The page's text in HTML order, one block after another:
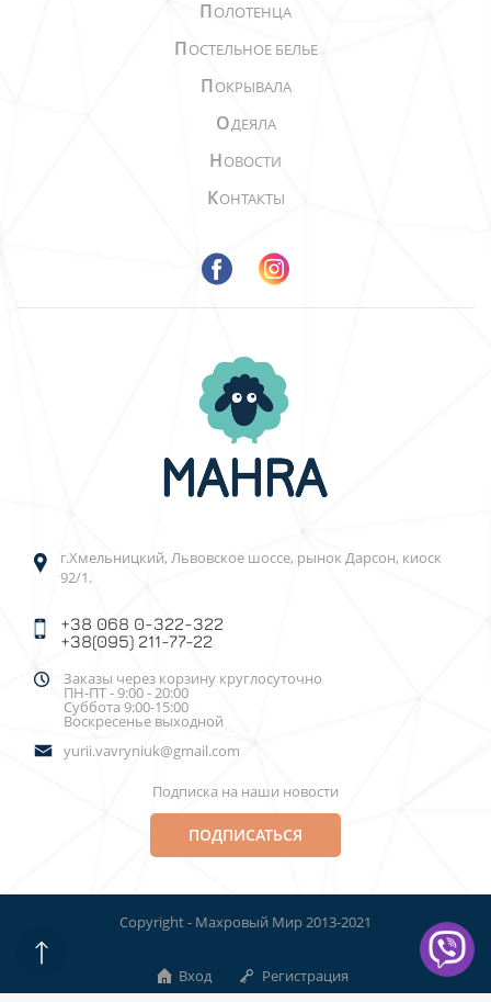
ПОЛОТЕНЦА
ПОСТЕЛЬНОЕ БЕЛЬЕ
ПОКРЫВАЛА
ОДЕЯЛА
НОВОСТИ
КОНТАКТЫ
г.Хмельницкий, Львовское шоссе, рынок Дарсон, киоск
92/1.
+38 068 0-322-322
+38(095) 211-77-22
Заказы через корзину круглосуточно
ПН-ПТ - 9:00 - 20:00
Суббота 9:00-15:00
Воскресенье выходной
yurii.vavryniuk@gmail.com
Подписка на наши новости
ПОДПИСАТЬСЯ
Copyright - Махровый Мир 2013-2021
Вход Регистрация